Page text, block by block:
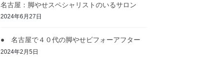
名古屋：脚やせスペシャリストのいるサロン
2024年6月27日
● 名古屋で４０代の脚やせビフォーアフター
2024年2月5日